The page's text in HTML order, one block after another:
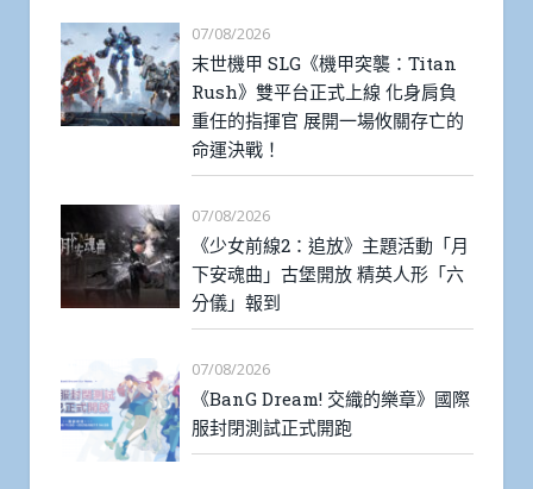
07/08/2026
末世機甲 SLG《機甲突襲：Titan
Rush》雙平台正式上線 化身肩負
重任的指揮官 展開一場攸關存亡的
命運決戰！
07/08/2026
《少女前線2：追放》主題活動「月
下安魂曲」古堡開放 精英人形「六
分儀」報到
07/08/2026
《BanG Dream! 交織的樂章》國際
服封閉測試正式開跑